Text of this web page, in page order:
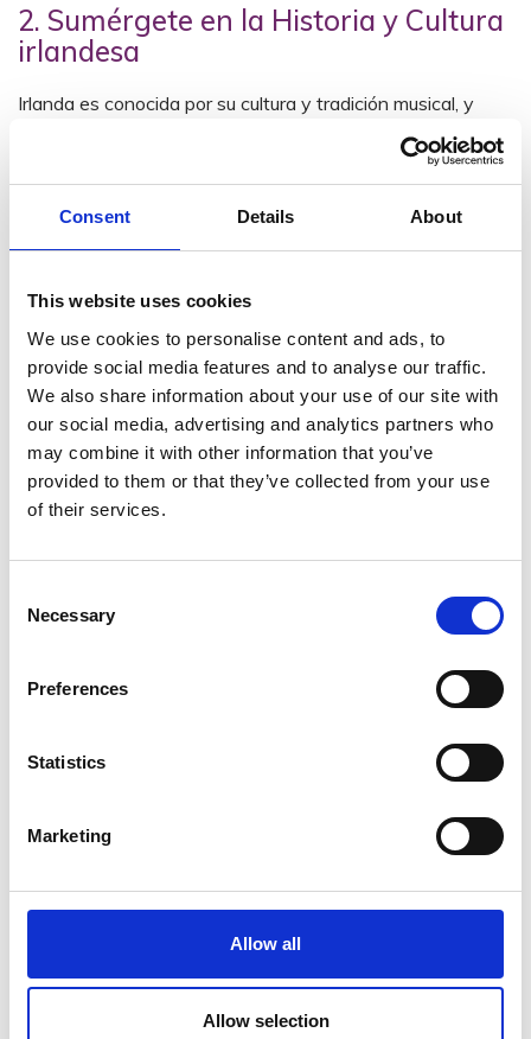
Consent Details About
This website uses cookies
We use cookies to personalise content and ads, to
provide social media features and to analyse our traffic.
We also share information about your use of our site with
our social media, advertising and analytics partners who
may combine it with other information that you’ve
provided to them or that they’ve collected from your use
of their services.
Selection
Necessary
Preferences
Statistics
Marketing
Allow all
Allow selection
2. Sumérgete en la Historia y Cultura
irlandesa
Irlanda es conocida por su cultura y tradición musical, y
Wexford no es menos. Descubre el ‘craic agus ceol’ (el
término en gaélico para la música y la diversión) en un pub
irlandés auténtico, o pásate por alguno de los muchos
festivales que se celebran por todo el condado de
Wexford durante todo el año. En St. Patrick’s – también
conocido como Paddy’s Day – podrás disfrutar de desfiles
en los principales pueblos del condado celebrando la
cultura irlandesa.
En el condado de Wexford podrás descubrir de Castillos y
grandes Mansiones victorianas rodeadas de espléndidos
jardines. No te pierdas el castillo y jardines de Johnstown
Castle, en el pueblo de Wexford. En el recinto se
encuentra también el museo de Agricultura de Irlanda.